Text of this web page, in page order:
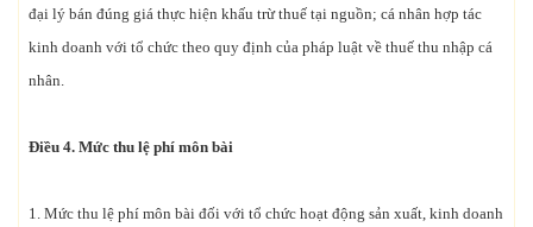
đại lý bán đúng giá thực hiện khấu trừ thuế tại nguồn; cá nhân hợp tác
kinh doanh với tổ chức theo quy định của pháp luật về thuế thu nhập cá
nhân.
Điều 4. Mức thu lệ phí môn bài
1. Mức thu lệ phí môn bài đối với tổ chức hoạt động sản xuất, kinh doanh